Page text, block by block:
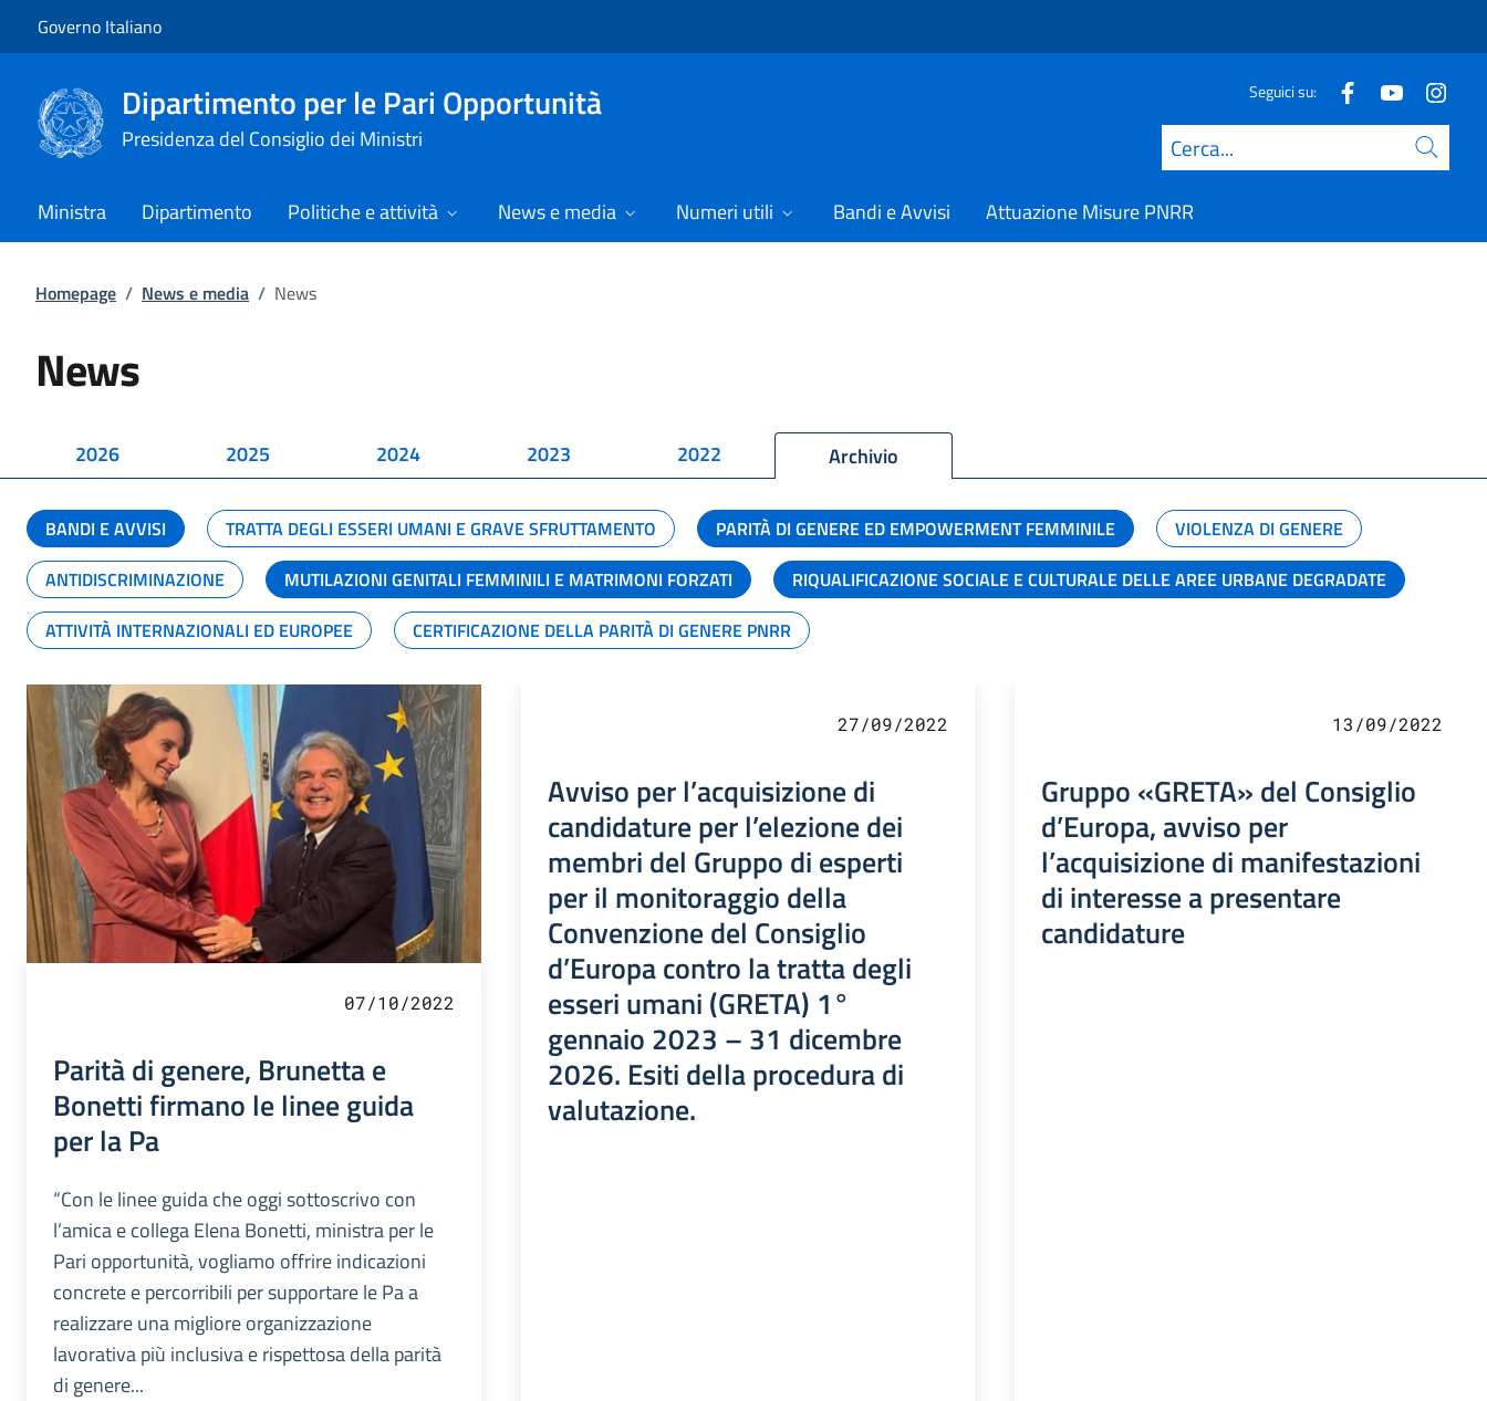
Governo Italiano
Dipartimento per le Pari Opportunità
Presidenza del Consiglio dei Ministri
Seguici su:
Cerca
Ministra Dipartimento Politiche e attività News e media Numeri utili Bandi e Avvisi Attuazione Misure PNRR
Homepage / News e media / News
News
2026 2025 2024 2023 2022 Archivio
BANDI E AVVISI TRATTA DEGLI ESSERI UMANI E GRAVE SFRUTTAMENTO PARITÀ DI GENERE ED EMPOWERMENT FEMMINILE
VIOLENZA DI GENERE
ANTIDISCRIMINAZIONE
MUTILAZIONI GENITALI FEMMINILI E MATRIMONI FORZATI
RIQUALIFICAZIONE SOCIALE E CULTURALE DELLE AREE URBANE DEGRADATE
ATTIVITÀ INTERNAZIONALI ED EUROPEE
CERTIFICAZIONE DELLA PARITÀ DI GENERE PNRR
07/10/2022
Parità di genere, Brunetta e
Bonetti firmano le linee guida
per la Pa
“Con le linee guida che oggi sottoscrivo con
l’amica e collega Elena Bonetti, ministra per le
Pari opportunità, vogliamo offrire indicazioni
concrete e percorribili per supportare le Pa a
realizzare una migliore organizzazione
lavorativa più inclusiva e rispettosa della parità
di genere...
27/09/2022
Avviso per l’acquisizione di
candidature per l’elezione dei
membri del Gruppo di esperti
per il monitoraggio della
Convenzione del Consiglio
d’Europa contro la tratta degli
esseri umani (GRETA) 1°
gennaio 2023 – 31 dicembre
2026. Esiti della procedura di
valutazione.
13/09/2022
Gruppo «GRETA» del Consiglio
d’Europa, avviso per
l’acquisizione di manifestazioni
di interesse a presentare
candidature